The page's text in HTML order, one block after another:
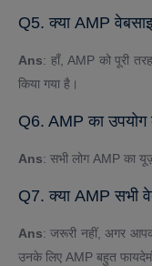
Q5. क्या AMP
Ans: हाँ, AMP को पूरी
किया गया है।
Q6. AMP का
Ans: सभी लोग AMP का
Q7. क्या AMP सभी
Ans: जरूरी नहीं, अगर
उनके लिए AMP बहुत